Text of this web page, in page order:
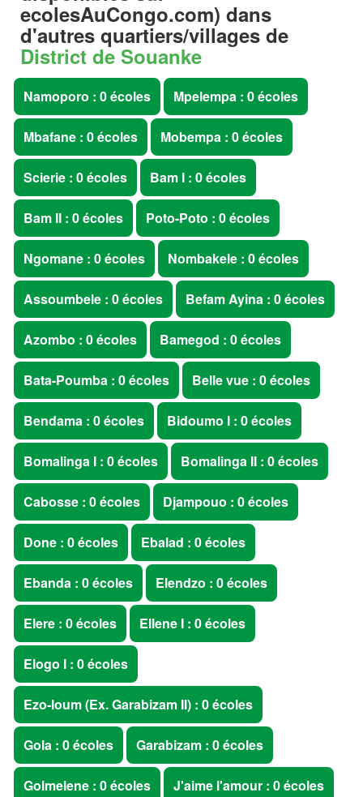
ecolesAuCongo.com) dans
d'autres quartiers/villages de
District de Souanke
Namoporo : 0 écoles Mpelempa : 0 écoles
Mbafane : 0 écoles Mobempa : 0 écoles
Scierie : 0 écoles Bam I : 0 écoles
Bam II : 0 écoles Poto-Poto : 0 écoles
Ngomane : 0 écoles Nombakele : 0 écoles
Assoumbele : 0 écoles Befam Ayina : 0 écoles
Azombo : 0 écoles Bamegod : 0 écoles
Bata-Poumba : 0 écoles Belle vue : 0 écoles
Bendama : 0 écoles Bidoumo I : 0 écoles
Bomalinga I : 0 écoles Bomalinga II : 0 écoles
Cabosse : 0 écoles Djampouo : 0 écoles
Done : 0 écoles Ebalad : 0 écoles
Ebanda : 0 écoles Elendzo : 0 écoles
Elere : 0 écoles Ellene I : 0 écoles
Elogo I : 0 écoles
Ezo-loum (Ex. Garabizam II) : 0 écoles
Gola : 0 écoles Garabizam : 0 écoles
Golmelene : 0 écoles J'aime l'amour : 0 écoles